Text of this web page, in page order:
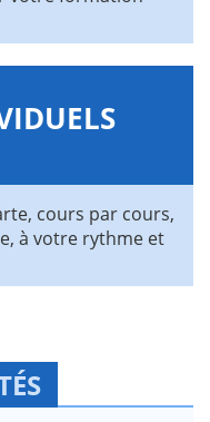
cours par cours,
à votre rythme et